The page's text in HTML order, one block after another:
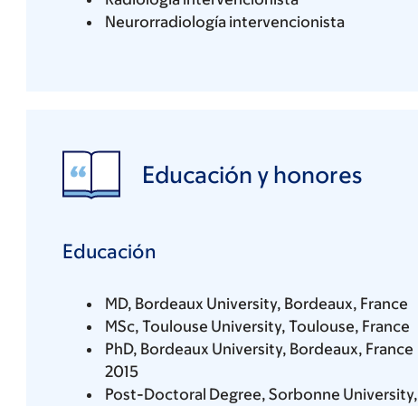
Neurorradiología intervencionista
Educación y honores
Educación
MD, Bordeaux University, Bordeaux, France
MSc, Toulouse University, Toulouse, France
PhD, Bordeaux University, Bordeaux, France
2015
Post-Doctoral Degree, Sorbonne University,